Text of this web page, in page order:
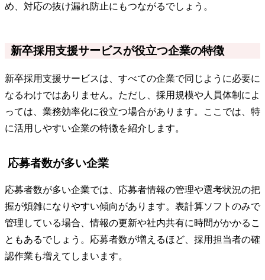
め、対応の抜け漏れ防止にもつながるでしょう。
新卒採用支援サービスが役立つ企業の特徴
新卒採用支援サービスは、すべての企業で同じように必要に
なるわけではありません。ただし、採用規模や人員体制によ
っては、業務効率化に役立つ場合があります。ここでは、特
に活用しやすい企業の特徴を紹介します。
応募者数が多い企業
応募者数が多い企業では、応募者情報の管理や選考状況の把
握が煩雑になりやすい傾向があります。表計算ソフトのみで
管理している場合、情報の更新や社内共有に時間がかかるこ
ともあるでしょう。応募者数が増えるほど、採用担当者の確
認作業も増えてしまいます。